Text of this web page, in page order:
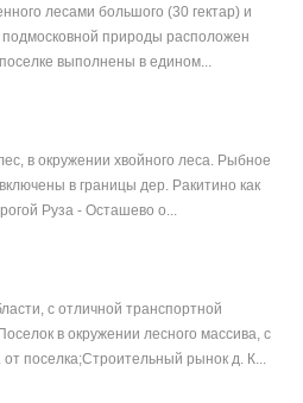
лесами большого (30 гектар) и
подмосковной природы расположен
выполнены в едином...
в окружении хвойного леса. Рыбное
в границы дер. Ракитино как
Руза - Осташево о...
с отличной транспортной
в окружении лесного массива, с
поселка;Строительный рынок д. К...